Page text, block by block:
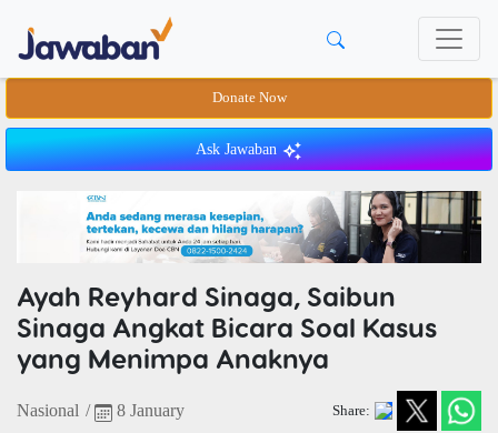
Donate Now
Ask Jawaban
Ayah Reyhard Sinaga, Saibun
Sinaga Angkat Bicara Soal Kasus
yang Menimpa Anaknya
Nasional /
8 January
Share: